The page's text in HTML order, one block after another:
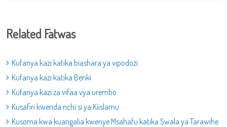
Related Fatwas
Kufanya kazi katika biashara ya vipodozi
Kufanya kazi katika Benki
Kufanya kazi za vifaa vya urembo.
Kusafiri kwenda nchi si ya Kiislamu
Kusoma kwa kuangalia kwenye Msahafu katika Swala ya Tarawihe